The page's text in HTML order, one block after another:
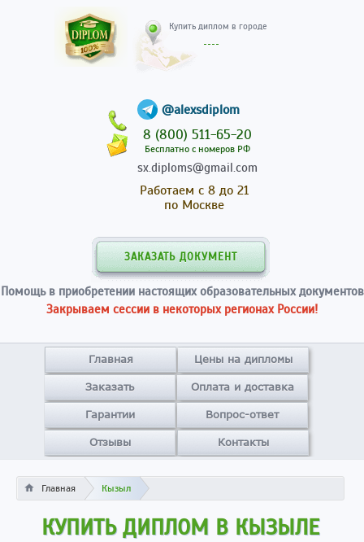
@alexsdiplom
8 (800) 511-65-20
Бесплатно с номеров РФ
sx.diploms@gmail.com
Работаем с 8 до 21
по Москве
ЗАКАЗАТЬ ДОКУМЕНТ
Помощь в приобретении настоящих образовательных документов
Закрываем сессии в некоторых регионах России!
Главная Цены на дипломы
Заказать Оплата и доставка
Гарантии Вопрос-ответ
Отзывы Контакты
Главная Кызыл
КУПИТЬ ДИПЛОМ В КЫЗЫЛЕ